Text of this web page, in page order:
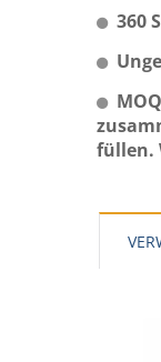
360
füllen.